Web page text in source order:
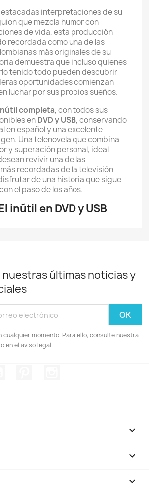
interpretaciones de su
que mezcla humor con
de vida, esta producción
recordada como una de las
más originales de su
demuestra que incluso quienes
tenido todo pueden descubrir
oportunidades comienzan
luchar por sus propios sueños.
completa, con todos sus
enDVD y USB, conservando
en español y una excelente
Una telenovela que combina
y superación personal, ideal
revivir una de las
recordadas de la televisión
de una historia que sigue
el paso de los años.
inútil en DVD y USB
últimas noticias y
cualquier momento. Para ello, consulte nuestra
en el aviso legal.


